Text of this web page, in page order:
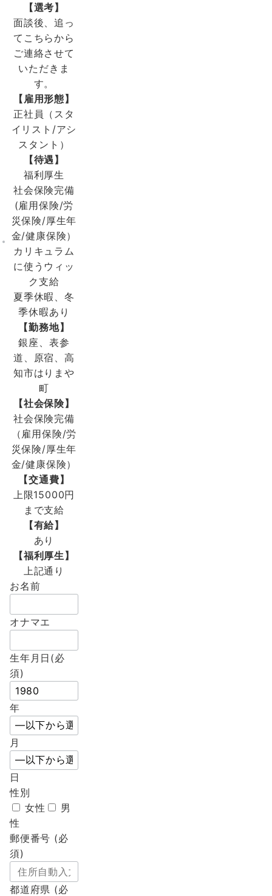
【選考】
面談後、追っ
てこちらから
ご連絡させて
いただきま
す。
【雇用形態】
正社員（スタ
イリスト/アシ
スタント）
【待遇】
福利厚生
社会保険完備
(雇用保険/労
災保険/厚生年
金/健康保険）
カリキュラム
に使うウィッ
ク支給
夏季休暇、冬
季休暇あり
【勤務地】
銀座、表参
道、原宿、高
知市はりまや
町
【社会保険】
社会保険完備
（雇用保険/労
災保険/厚生年
金/健康保険）
【交通費】
上限15000円
まで支給
【有給】
あり
【福利厚生】
上記通り
お名前
オナマエ
生年月日(必
須)
年
月
日
性別
女性
男
性
郵便番号 (必
須)
都道府県 (必